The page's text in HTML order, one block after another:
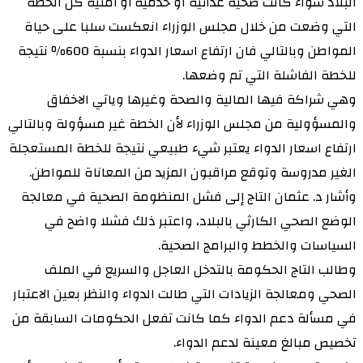
التي وضعت من خلال مجلس الوزراء انعكست سلبا على حياة
المواطن وبالتالي فان ارتفاع اسعار الدواء بنسبة 600٪ نتيجة
للخطة الفاشلة التي تم وضعها.
وهي شراكة فيها المالية والصحة وغيرها وياتي الاخفاق
والمسؤولية من مجلس الوزراء لأن الخطة غير مسؤولة وبالتالي
ارتفاع اسعار الدواء يعتبر شيء طبيعي نتيجة للخطة المستعجلة
الغير مدروسة وتوقع مراقبون المزيد من المعاناة للمواطن.
وأشار د. عثمان التاج إلى فشل المنظومة الصحية في معالجة
الوضع الصحي الكارثي بالبلاد، واعتبر ذلك فشلا واضح في
السياسات والخطط والبرامج الصحية.
وطالب التاج الحكومة بالتدخل العاجل والسريع في الملف
الصحي ومعالجة الزيادات التي طالت الدواء والنظر بعين الاعتبار
في مسألة دعم الدواء كما كانت تفعل الحكومات السابقة من
تخصيص مبالغ معينة لدعم الدواء.